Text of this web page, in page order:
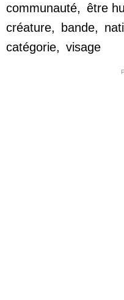
communauté, être
créature, bande,
catégorie, visage